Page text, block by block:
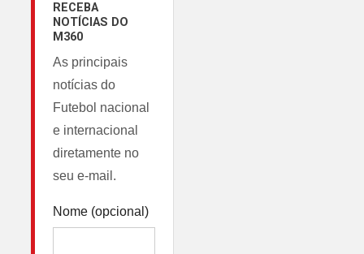
RECEBA
NOTÍCIAS DO
M360
As principais
notícias do
Futebol nacional
e internacional
diretamente no
seu e-mail.
Nome (opcional)